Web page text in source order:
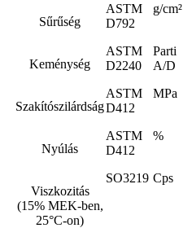
Sűrűség
ASTM
D792
g/cm²
Keménység
ASTM
D2240
Parti
A/D
Szakítószilárdság
ASTM
D412
MPa
Nyúlás
ASTM
D412
%
Viszkozitás
(15% MEK-ben,
25°C-on)
SO3219 Cps